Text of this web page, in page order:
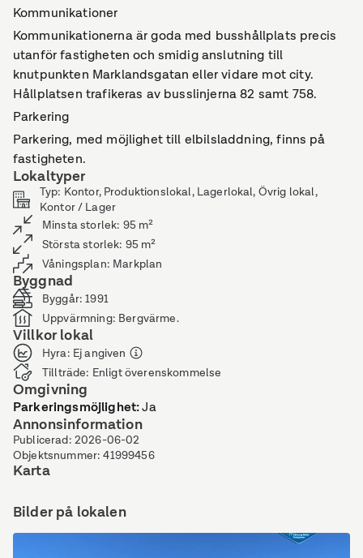
Kommunikationer
Kommunikationerna är goda med busshållplats precis
utanför fastigheten och smidig anslutning till
knutpunkten Marklandsgatan eller vidare mot city.
Hållplatsen trafikeras av busslinjerna 82 samt 758.
Parkering
Parkering, med möjlighet till elbilsladdning, finns på
fastigheten.
Lokaltyper
Typ: Kontor, Produktionslokal, Lagerlokal, Övrig lokal,
Kontor / Lager
Minsta storlek: 95 m²
Största storlek: 95 m²
Våningsplan: Markplan
Byggnad
Byggår:1991
Uppvärmning: Bergvärme.
Villkor lokal
Hyra: Ej angiven
Tillträde: Enligt överenskommelse
Omgivning
Parkeringsmöjlighet:Ja
Annonsinformation
Publicerad: 2026-06-02
Objektsnummer:41999456
Karta
Bilder på lokalen